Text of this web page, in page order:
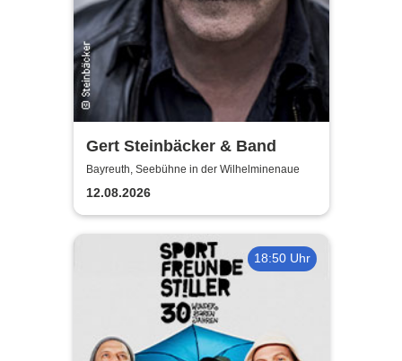
Gert Steinbäcker & Band
Bayreuth, Seebühne in der Wilhelminenaue
12.08.2026
18:50 Uhr